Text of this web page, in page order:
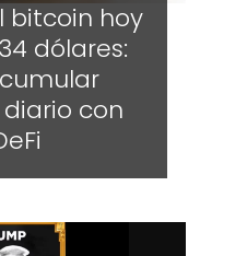
bitcoin hoy
dólares:
con